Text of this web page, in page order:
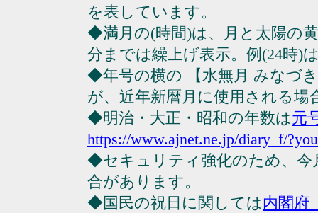
を表しています。
◆満月の(時間)は、月と太陽の
分までは繰上げ表示。例(24時)
◆年号の横の 【水無月 みなづ
が、近年新暦月に使用される場
◆明治・大正・昭和の年数は元
https://www.ajnet.ne.jp/diary_f/
◆セキュリティ強化のため、今
合があります。
◆国民の祝日に関しては内閣府